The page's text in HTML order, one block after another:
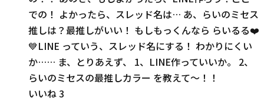
での！ よかったら、スレッド名は… あ、らいのミセス
推しは？最推しがいい！ もしもっくんなら らいるる❤️
💙LINE っていう、スレッド名にする！ わかりにくい
か…… ま、とりあえず、 1、LINE作っていいか。 2、
らいのミセスの最推しカラー を教えて〜！！
いいね3